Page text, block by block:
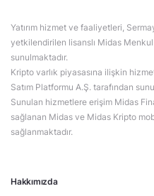
Hakkımızda
Yatırım hizmet ve faaliyetleri,
yetkilendirilen lisanslı Midas
sunulmaktadır.
Kripto varlık piyasasına ilişkin
Satım Platformu A.Ş. tarafından
Sunulan hizmetlere erişim Midas
sağlanan Midas ve Midas Kripto
sağlanmaktadır.